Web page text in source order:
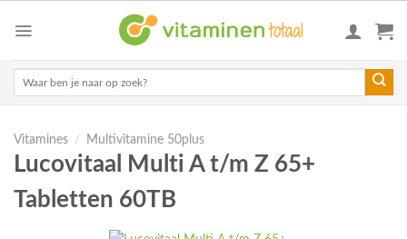
Vitamines / Multivitamine 50plus
Lucovitaal Multi A t/m Z 65+
Tabletten 60TB